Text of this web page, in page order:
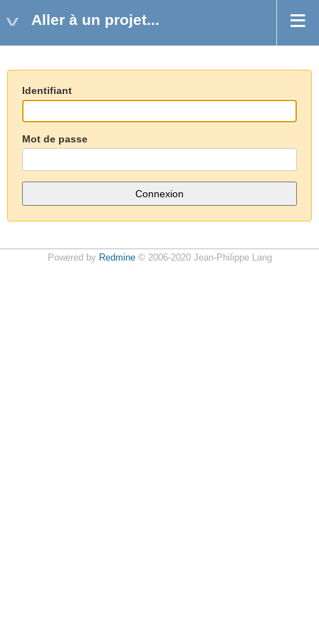
Aller à un projet...
Identifiant
Mot de passe
Powered by Redmine© 2006-2020 Jean-Philippe Lang